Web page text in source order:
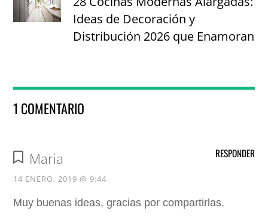
Ideas de Decoración y
Distribución 2026 que Enamoran
1 COMENTARIO
Maria
14 ENERO, 2019 @ 9:44
Muy buenas ideas, gracias por compartirlas.
RESPONDER